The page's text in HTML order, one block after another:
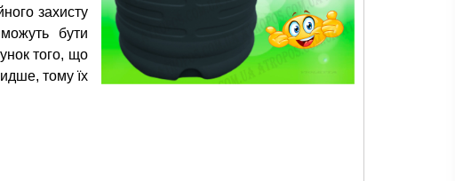
захисту
бути
того, що
тому їх